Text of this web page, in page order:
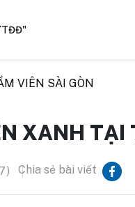
VIÊN SÀI GÒN
XANH TẠI
Chia sẻ bài viết